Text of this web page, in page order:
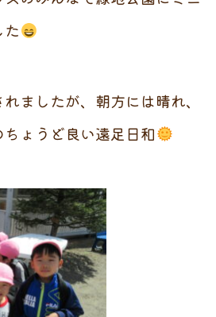
ましたが、朝方には晴れ、
ょうど良い遠足日和